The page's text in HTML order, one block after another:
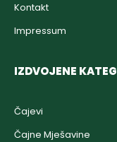
Kontakt
Impressum
IZDVOJENE
Čajevi
Čajne Mješavine